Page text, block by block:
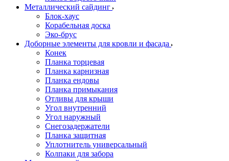
Металлический сайдинг
Блок-хаус
Корабельная доска
Эко-брус
Доборные элементы для кровли и фасада
Конек
Планка торцевая
Планка карнизная
Планка ендовы
Планка примыкания
Отливы для крыши
Угол внутренний
Угол наружный
Снегозадержатели
Планка защитная
Уплотнитель универсальный
Колпаки для забора